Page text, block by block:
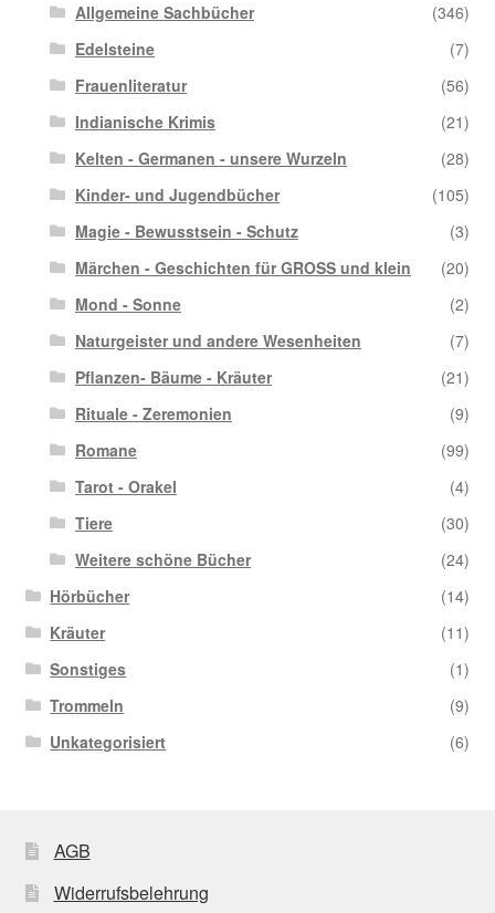
Allgemeine Sachbücher
(346)
Edelsteine
(7)
Frauenliteratur
(56)
Indianische Krimis
(21)
Kelten - Germanen - unsere Wurzeln
(28)
Kinder- und Jugendbücher
(105)
Magie - Bewusstsein - Schutz
(3)
Märchen - Geschichten für GROSS und klein
(20)
Mond - Sonne
(2)
Naturgeister und andere Wesenheiten
(7)
Pflanzen- Bäume - Kräuter
(21)
Rituale - Zeremonien
(9)
Romane
(99)
Tarot - Orakel
(4)
Tiere
(30)
Weitere schöne Bücher
(24)
Hörbücher
(14)
Kräuter
(11)
Sonstiges
(1)
Trommeln
(9)
Unkategorisiert
(6)
AGB
Widerrufsbelehrung